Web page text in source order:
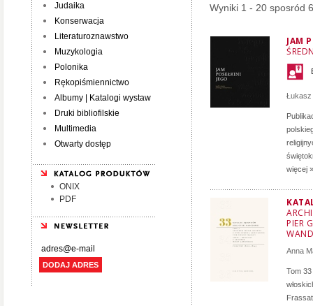
Judaika
Konserwacja
Literaturoznawstwo
Muzykologia
Polonika
Rękopiśmiennictwo
Albumy | Katalogi wystaw
Druki bibliofilskie
Multimedia
Otwarty dostęp
ONIX
PDF
DODAJ ADRES
Wyniki 1 - 20 sposród
JAM
Łukasz
więcej »
PIER
Anna
Tom